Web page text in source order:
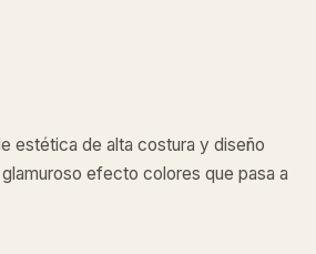
estética de alta costura y diseño
efecto colores que pasa a